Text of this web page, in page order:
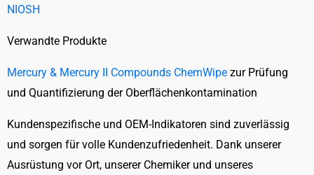
NIOSH
Verwandte Produkte
Mercury & Mercury II Compounds ChemWipe zur Prüfung
und Quantifizierung der Oberflächenkontamination
Kundenspezifische und OEM-Indikatoren sind zuverlässig
und sorgen für volle Kundenzufriedenheit. Dank unserer
Ausrüstung vor Ort, unserer Chemiker und unseres